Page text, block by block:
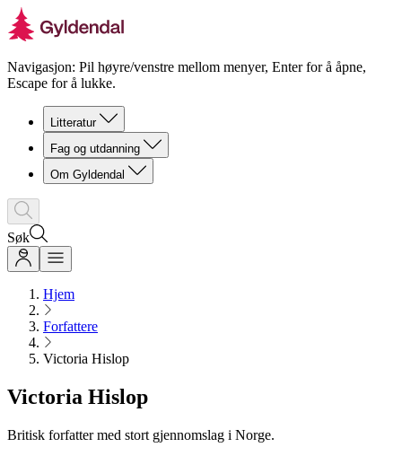
Navigasjon: Pil høyre/venstre mellom menyer, Enter for å åpne,
Escape for å lukke.
Litteratur
Fag og utdanning
Om Gyldendal
Søk
Hjem
Forfattere
Victoria Hislop
Victoria Hislop
Britisk forfatter med stort gjennomslag i Norge.